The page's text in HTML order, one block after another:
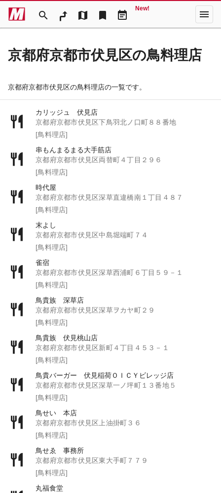
search map bookmark event_note
New! menu
京都府京都市伏見区の鳥料理店
京都府京都市伏見区の鳥料理店の一覧です。
カリッジュ 伏見店
京都府京都市伏見区下鳥羽北ノ口町８８番地
[鳥料理店]
串もんまるまる大手筋店
京都府京都市伏見区両替町４丁目２９６
[鳥料理店]
時代屋
京都府京都市伏見区深草直違橋南１丁目４８７
[鳥料理店]
末よし
京都府京都市伏見区中島堀端町７４
[鳥料理店]
雀宿
京都府京都市伏見区深草西浦町６丁目５９－１
[鳥料理店]
鳥貴族 深草店
京都府京都市伏見区深草ヲカヤ町２９
[鳥料理店]
鳥貴族 伏見桃山店
京都府京都市伏見区新町４丁目４５３－１
[鳥料理店]
鳥貴バーガー 伏見稲荷ＯＩＣＹビレッジ店
京都府京都市伏見区深草一ノ坪町１３番地５
[鳥料理店]
鳥せい 本店
京都府京都市伏見区上油掛町３６
[鳥料理店]
鳥せゑ 事務所
京都府京都市伏見区東大手町７７９
[鳥料理店]
丸福食堂